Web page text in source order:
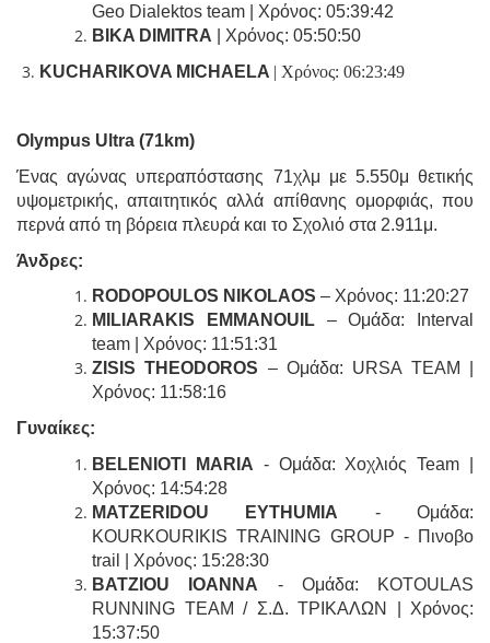
Geo Dialektos team | Χρόνος: 05:39:42
BIKA DIMITRA | Χρόνος: 05:50:50
KUCHARIKOVA MICHAELA | Χρόνος: 06:23:49
Olympus Ultra (71km)
Ένας αγώνας υπεραπόστασης 71χλμ με 5.550μ θετικής
υψομετρικής, απαιτητικός αλλά απίθανης ομορφιάς, που
περνά από τη βόρεια πλευρά και το Σχολιό στα 2.911μ.
Άνδρες:
RODOPOULOS NIKOLAOS – Χρόνος: 11:20:27
MILIARAKIS EMMANOUIL– Ομάδα: Interval
team | Χρόνος: 11:51:31
ZISIS THEODOROS – Ομάδα: URSA TEAM |
Χρόνος: 11:58:16
Γυναίκες:
BELENIOTI MARIA - Ομάδα: Χοχλιός Team |
Χρόνος: 14:54:28
MATZERIDOU EYTHUMIA - Ομάδα:
KOURKOURIKIS TRAINING GROUP - Πινοβο
trail | Χρόνος: 15:28:30
BATZIOU IOANNA - Ομάδα: KOTOULAS
RUNNING TEAM / Σ.Δ. ΤΡΙΚΑΛΩΝ | Χρόνος:
15:37:50